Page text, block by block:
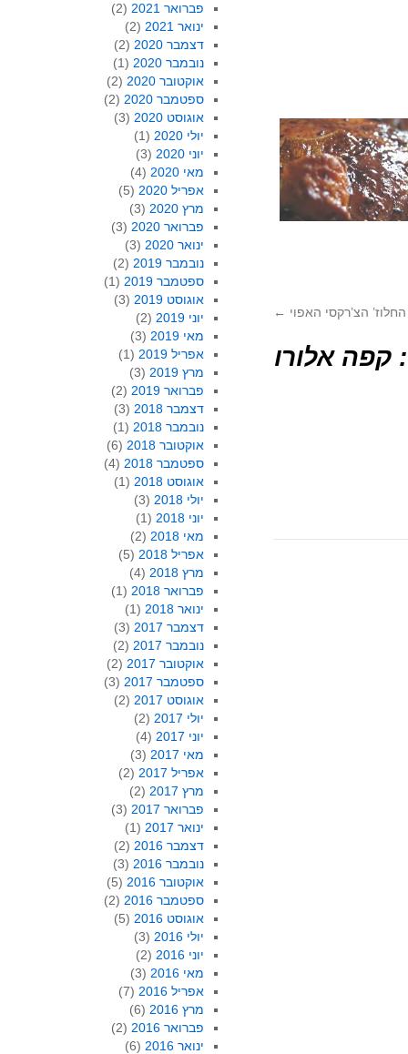
הצ’רקסי האפוי ←
קפה אלורו
פברואר 2021
(2)
ינואר 2021
(2)
דצמבר 2020
(2)
נובמבר 2020
(1)
אוקטובר 2020
(2)
ספטמבר 2020
(2)
אוגוסט 2020
(3)
יולי 2020
(1)
יוני 2020
(3)
מאי 2020
(4)
אפריל 2020
(5)
מרץ 2020
(3)
פברואר 2020
(3)
ינואר 2020
(3)
נובמבר 2019
(2)
ספטמבר 2019
(1)
אוגוסט 2019
(3)
יוני 2019
(2)
מאי 2019
(3)
אפריל 2019
(1)
מרץ 2019
(3)
פברואר 2019
(2)
דצמבר 2018
(3)
נובמבר 2018
(1)
אוקטובר 2018
(6)
ספטמבר 2018
(4)
אוגוסט 2018
(1)
יולי 2018
(3)
יוני 2018
(1)
מאי 2018
(2)
אפריל 2018
(5)
מרץ 2018
(4)
פברואר 2018
(1)
ינואר 2018
(1)
דצמבר 2017
(3)
נובמבר 2017
(2)
אוקטובר 2017
(2)
ספטמבר 2017
(3)
אוגוסט 2017
(2)
יולי 2017
(2)
יוני 2017
(4)
מאי 2017
(3)
אפריל 2017
(2)
מרץ 2017
(2)
פברואר 2017
(3)
ינואר 2017
(1)
דצמבר 2016
(2)
נובמבר 2016
(3)
אוקטובר 2016
(5)
ספטמבר 2016
(2)
אוגוסט 2016
(5)
יולי 2016
(3)
יוני 2016
(2)
מאי 2016
(3)
אפריל 2016
(7)
מרץ 2016
(6)
פברואר 2016
(2)
ינואר 2016
(6)